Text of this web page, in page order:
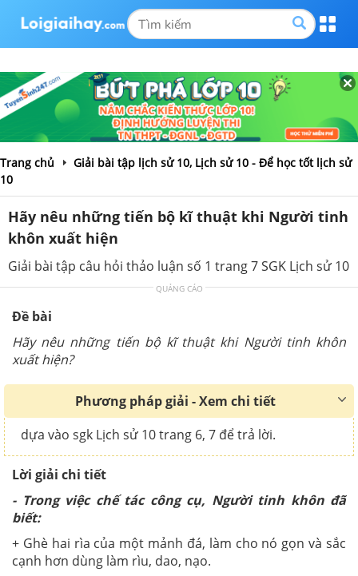
Trang chủ
Giải bài tập lịch sử 10, Lịch sử 10 - Để học tốt lịch sử
10
Hãy nêu những tiến bộ kĩ thuật khi Người tinh
khôn xuất hiện
Giải bài tập câu hỏi thảo luận số 1 trang 7 SGK Lịch sử 10
QUẢNG CÁO
Đề bài
Hãy nêu những tiến bộ kĩ thuật khi Người tinh khôn
xuất hiện?
Phương pháp giải - Xem chi tiết
dựa vào sgk Lịch sử 10 trang 6, 7 để trả lời.
Lời giải chi tiết
- Trong việc chế tác công cụ, Người tinh khôn đã
biết:
+ Ghè hai rìa của một mảnh đá, làm cho nó gọn và sắc
cạnh hơn dùng làm rìu, dao, nạo.